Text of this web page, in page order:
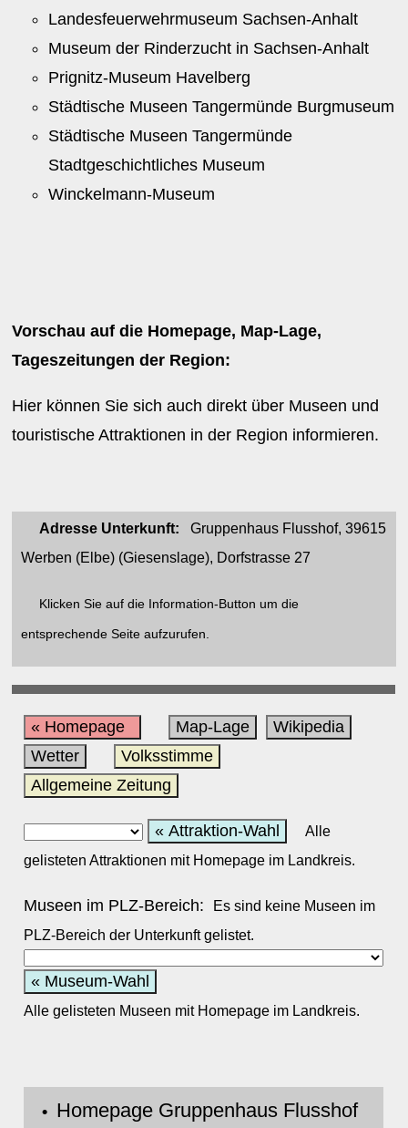
Landesfeuerwehrmuseum Sachsen-Anhalt
Museum der Rinderzucht in Sachsen-Anhalt
Prignitz-Museum Havelberg
Städtische Museen Tangermünde Burgmuseum
Städtische Museen Tangermünde
Stadtgeschichtliches Museum
Winckelmann-Museum
Vorschau auf die Homepage, Map-Lage,
Tageszeitungen der Region:
Hier können Sie sich auch direkt über Museen und
touristische Attraktionen in der Region informieren.
Adresse Unterkunft: Gruppenhaus Flusshof, 39615
Werben (Elbe) (Giesenslage), Dorfstrasse 27
Klicken Sie auf die Information-Button um die
entsprechende Seite aufzurufen.